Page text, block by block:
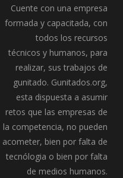
Cuente con una empresa
formada y capacitada, con
todos los recursos
técnicos y humanos, para
realizar, sus trabajos de
gunitado. Gunitados.org,
esta dispuesta a asumir
retos que las empresas de
la competencia, no pueden
acometer, bien por falta de
tecnólogia o bien por falta
de medios humanos.